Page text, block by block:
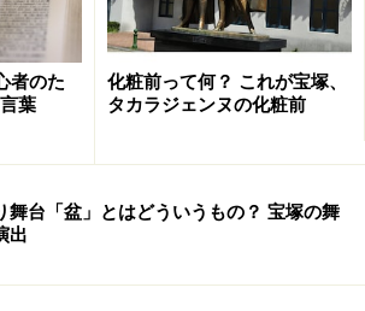
者のた
葉
化粧前って何？ これが宝塚、
タカラジェンヌの化粧前
舞台「盆」とはどういうもの？ 宝塚の舞
出